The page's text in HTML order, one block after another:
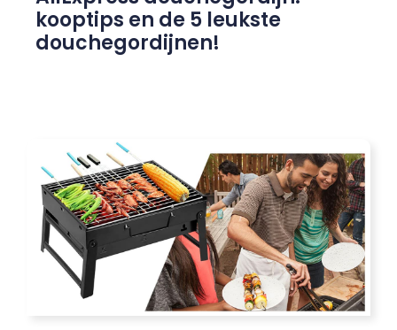
kooptips en de 5 leukste
douchegordijnen!